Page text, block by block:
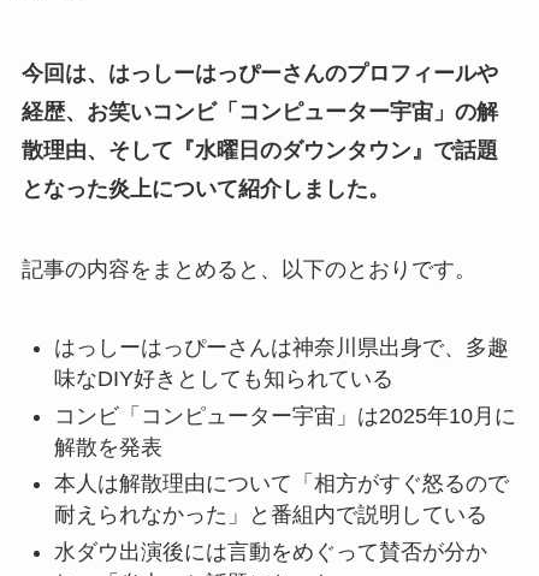
今回は、はっしーはっぴーさんのプロフィールや
経歴、お笑いコンビ「コンピューター宇宙」の解
散理由、そして『水曜日のダウンタウン』で話題
となった炎上について紹介しました。
記事の内容をまとめると、以下のとおりです。
はっしーはっぴーさんは神奈川県出身で、多趣
味なDIY好きとしても知られている
コンビ「コンピューター宇宙」は2025年10月に
解散を発表
本人は解散理由について「相方がすぐ怒るので
耐えられなかった」と番組内で説明している
水ダウ出演後には言動をめぐって賛否が分か